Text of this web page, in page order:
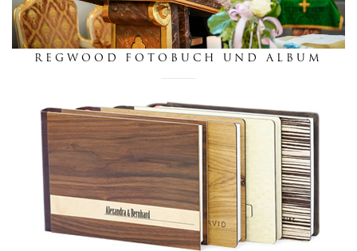
nachrichten
REGWOOD FOTOBUCH UND ALBUM